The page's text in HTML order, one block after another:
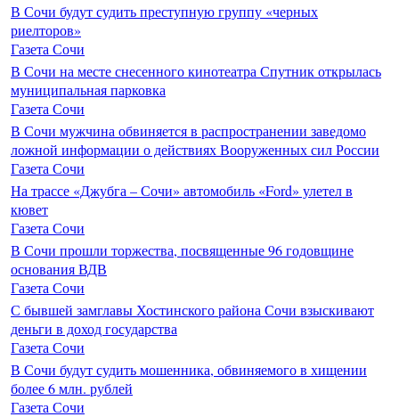
В Сочи будут судить преступную группу «черных
риелторов»
Газета Сочи
В Сочи на месте снесенного кинотеатра Спутник открылась
муниципальная парковка
Газета Сочи
В Сочи мужчина обвиняется в распространении заведомо
ложной информации о действиях Вооруженных сил России
Газета Сочи
На трассе «Джубга – Сочи» автомобиль «Ford» улетел в
кювет
Газета Сочи
В Сочи прошли торжества, посвященные 96 годовщине
основания ВДВ
Газета Сочи
С бывшей замглавы Хостинского района Сочи взыскивают
деньги в доход государства
Газета Сочи
В Сочи будут судить мошенника, обвиняемого в хищении
более 6 млн. рублей
Газета Сочи